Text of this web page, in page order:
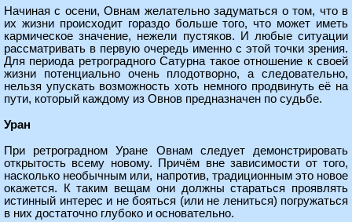
Начиная с осени, Овнам желательно задуматься о том, что в
их жизни происходит гораздо больше того, что может иметь
кармическое значение, нежели пустяков. И любые ситуации
рассматривать в первую очередь именно с этой точки зрения.
Для периода ретроградного Сатурна такое отношение к своей
жизни потенциально очень плодотворно, а следовательно,
нельзя упускать возможность хоть немного продвинуть её на
пути, который каждому из Овнов предназначен по судьбе.
Уран
При ретроградном Уране Овнам следует демонстрировать
открытость всему новому. Причём вне зависимости от того,
насколько необычным или, напротив, традиционным это новое
окажется. К таким вещам они должны стараться проявлять
истинный интерес и не бояться (или не лениться) погружаться
в них достаточно глубоко и основательно.